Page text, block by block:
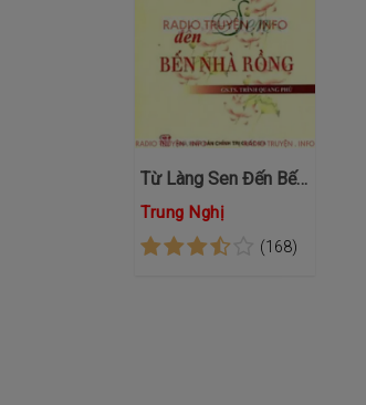
Từ Làng Sen Đến Bến Nhà Rồng
Trung Nghị
(168)